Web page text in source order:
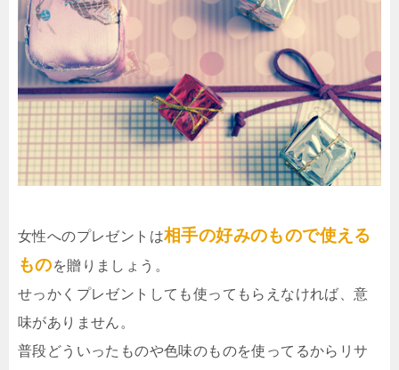
女性へのプレゼントは相手の好みのもので使える
ものを贈りましょう。
せっかくプレゼントしても使ってもらえなければ、意
味がありません。
普段どういったものや色味のものを使ってるからリサ